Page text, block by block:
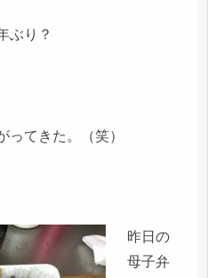
ぶり？
ってきた。（笑）
昨日の
母子弁